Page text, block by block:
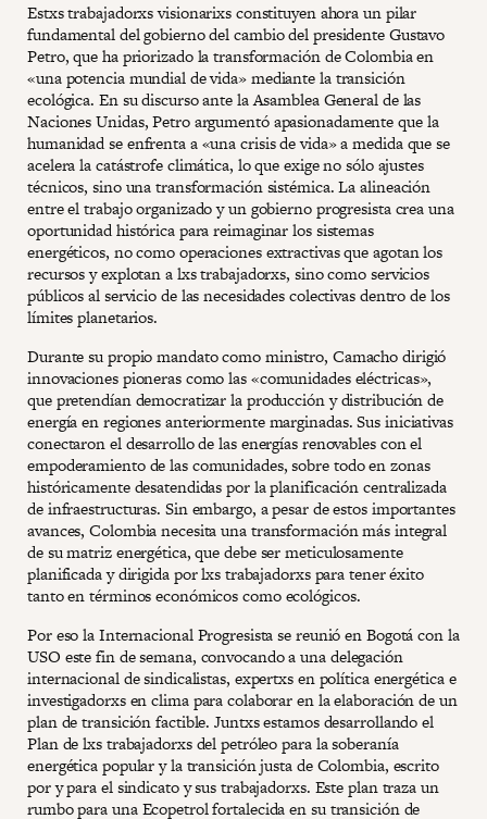
Estxs trabajadorxs visionarixs constituyen ahora un pilar
fundamental del gobierno del cambio del presidente Gustavo
Petro, que ha priorizado la transformación de Colombia en
«una potencia mundial de vida» mediante la transición
ecológica. En su discurso ante la Asamblea General de las
Naciones Unidas, Petro argumentó apasionadamente que la
humanidad se enfrenta a «una crisis de vida» a medida que se
acelera la catástrofe climática, lo que exige no sólo ajustes
técnicos, sino una transformación sistémica. La alineación
entre el trabajo organizado y un gobierno progresista crea una
oportunidad histórica para reimaginar los sistemas
energéticos, no como operaciones extractivas que agotan los
recursos y explotan a lxs trabajadorxs, sino como servicios
públicos al servicio de las necesidades colectivas dentro de los
límites planetarios.
Durante su propio mandato como ministro, Camacho dirigió
innovaciones pioneras como las «comunidades eléctricas»,
que pretendían democratizar la producción y distribución de
energía en regiones anteriormente marginadas. Sus iniciativas
conectaron el desarrollo de las energías renovables con el
empoderamiento de las comunidades, sobre todo en zonas
históricamente desatendidas por la planificación centralizada
de infraestructuras. Sin embargo, a pesar de estos importantes
avances, Colombia necesita una transformación más integral
de su matriz energética, que debe ser meticulosamente
planificada y dirigida por lxs trabajadorxs para tener éxito
tanto en términos económicos como ecológicos.
Por eso la Internacional Progresista se reunió en Bogotá con la
USO este fin de semana, convocando a una delegación
internacional de sindicalistas, expertxs en política energética e
investigadorxs en clima para colaborar en la elaboración de un
plan de transición factible. Juntxs estamos desarrollando el
Plan de lxs trabajadorxs del petróleo para la soberanía
energética popular y la transición justa de Colombia, escrito
por y para el sindicato y sus trabajadorxs. Este plan traza un
rumbo para una Ecopetrol fortalecida en su transición de